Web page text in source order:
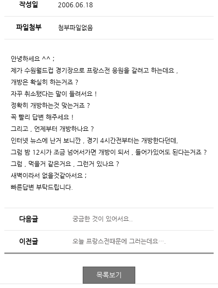
작성일 2006.06.18
파일첨부 첨부파일없음
안녕하세요 ^^ ;
제가 수원월드컵 경기장으로 프랑스전 응원을 갈려고 하는데요 ,
개방은 확실히 하는거죠 ?
자꾸 취소됐다는 말이 들려서요 !
정확히 개방하는것 맞는거죠 ?
꼭 빨리 답변 해주세요 !
그리고 , 언제부터 개방하나요 ?
인터넷 뉴스에 난거 보니깐 , 경기 4시간전부터는 개방한다던데,
그럼 밤 12시가 조금 넘어서가면 개방이 되서 , 들어가있어도 된다는거죠 ?
그럼 , 먹을거 같은거요 , 그런거 있나요 ?
새벽이라서 없을것같아서요 ;
빠른답변 부탁드립니다.
다음글 궁금한 것이 있어서요..
이전글 오늘 프랑스전때문에 그러는데요….